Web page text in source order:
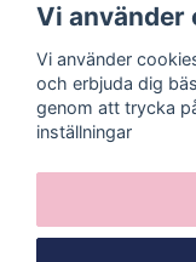
email
Mejladress
erbjudande.
Vi använder
Vi använder
och erbjuda dig
genom att trycka
inställningar